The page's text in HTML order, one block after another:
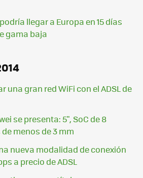
llegar a Europa en 15 días
gama baja
una gran red WiFi con el ADSL de
se presenta: 5", SoC de 8
menos de 3 mm
nueva modalidad de conexión
a precio de ADSL